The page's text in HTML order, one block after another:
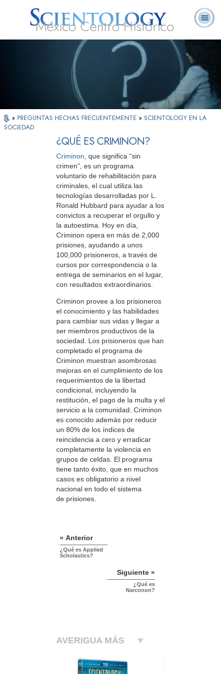
México Centro Histórico
¿Qué es
Scientology?
Ministros
Voluntarios
Preguntas
Frecuentes
» PREGUNTAS HECHAS FRECUENTEMENTE » SCIENTOLOGY EN LA
SOCIEDAD
¿QUÉ ES CRIMINON?
Criminon , que significa “sin
crimen”, es un programa
voluntario de rehabilitación para
criminales, el cual utiliza las
tecnologías desarrolladas por L.
Ronald Hubbard para ayudar a los
convictos a recuperar el orgullo y
la autoestima. Hoy en día,
Criminon opera en más de 2,000
prisiones, ayudando a unos
100,000 prisioneros, a través de
cursos por correspondencia o la
entrega de seminarios en el lugar,
con resultados extraordinarios.
Criminon provee a los prisioneros
el conocimiento y las habilidades
para cambiar sus vidas y llegar a
ser miembros productivos de la
sociedad. Los prisioneros que han
completado el programa de
Criminon muestran asombrosas
mejoras en el cumplimiento de los
requerimientos de la libertad
condicional, incluyendo la
restitución, el pago de la multa y el
servicio a la comunidad. Criminon
es conocido además por reducir
un 80% de los índices de
reincidencia a cero y erradicar
completamente la violencia en
grupos de celdas. El programa
tiene tanto éxito, que en muchos
casos es obligatorio a nivel
nacional en todo el sistema
de prisiones.
« Anterior
¿Qué es Applied
Scholastics?
Siguiente »
¿Qué es
Narconon?
AVERIGUA MÁS